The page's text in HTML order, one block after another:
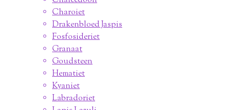
Charoiet
Drakenbloed Jaspis
Fosfosideriet
Granaat
Goudsteen
Hematiet
Kyaniet
Labradoriet